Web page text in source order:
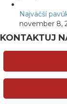
Najväčší
november 8,
KONTAKTUJ